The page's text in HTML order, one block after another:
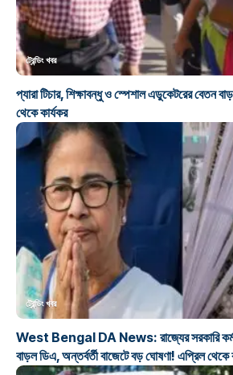
ট্রেন্ডিং খবর
প্যারা টিচার, শিক্ষাবন্ধু ও স্পেশাল এডুকেটরের বেতন
থেকে কার্যকর
ট্রেন্ডিং খবর
West Bengal DA News: রাজ্যের সরকারি
বাড়ল ডিএ, অন্তর্বর্তী বাজেটে বড় ঘোষণা! এপ্রিল থেকে